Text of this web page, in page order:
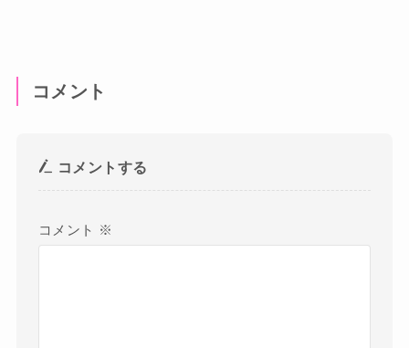
コメント
コメントする
コメント ※